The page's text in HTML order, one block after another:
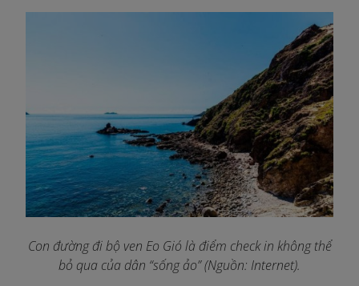
Con đường đi bộ ven Eo Gió là điểm check in không thể
bỏ qua của dân “sống ảo” (Nguồn: Internet).